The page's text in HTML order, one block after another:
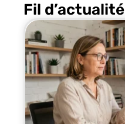
Fil d’actualité